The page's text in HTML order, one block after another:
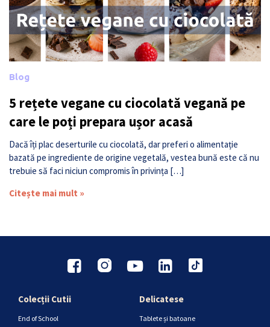
Blog
5 rețete vegane cu ciocolată vegană pe
care le poți prepara ușor acasă
Dacă îți plac deserturile cu ciocolată, dar preferi o alimentație
bazată pe ingrediente de origine vegetală, vestea bună este că nu
trebuie să faci niciun compromis în privința […]
Citește mai mult »
Colecții Cutii
End of School
Delicatese
Tablete și batoane